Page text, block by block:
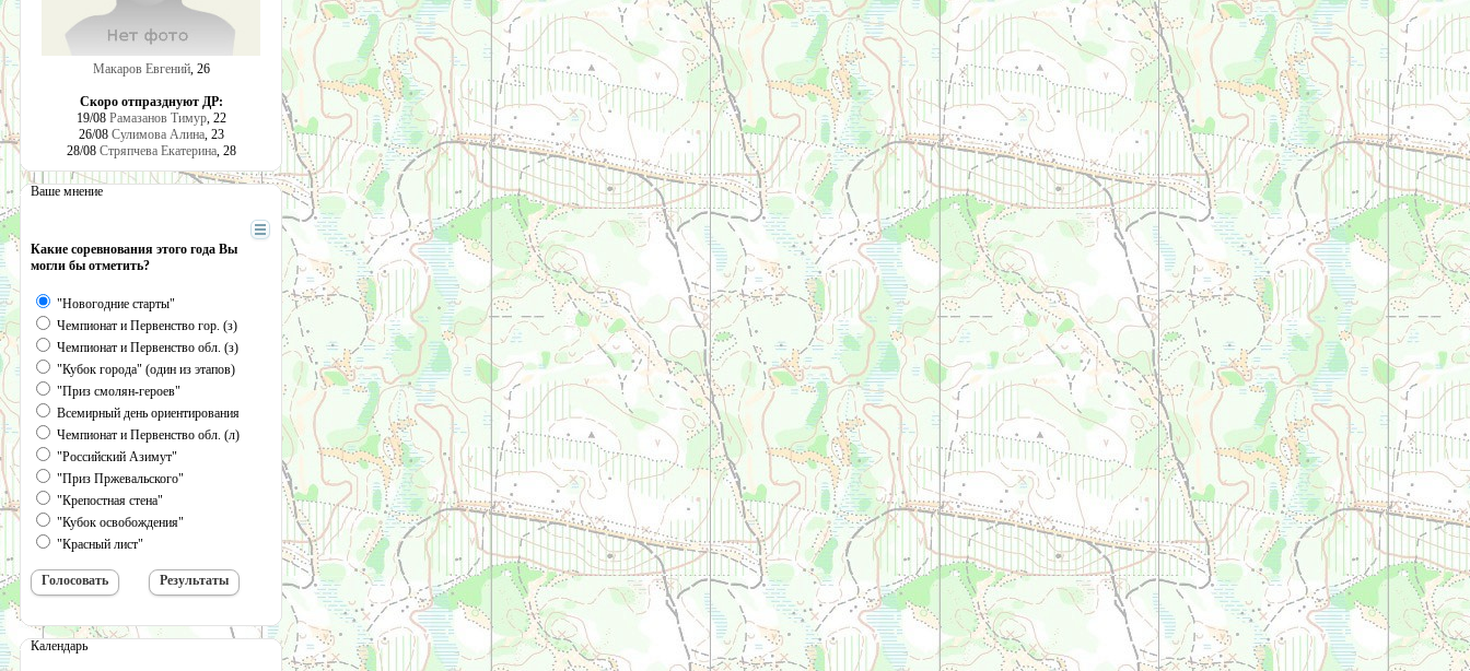
Макаров Евгений, 26
Скоро отпразднуют ДР:
19/08 Рамазанов Тимур, 22
26/08 Сулимова Алина, 23
28/08 Стряпчева Екатерина, 28
Ваше мнение
Какие соревнования этого года Вы
могли бы отметить?
"Новогодние старты"
Чемпионат и Первенство гор. (з)
Чемпионат и Первенство обл. (з)
"Кубок города" (один из этапов)
"Приз смолян-героев"
Всемирный день ориентирования
Чемпионат и Первенство обл. (л)
"Российский Азимут"
"Приз Пржевальского"
"Крепостная стена"
"Кубок освобождения"
"Красный лист"
Календарь